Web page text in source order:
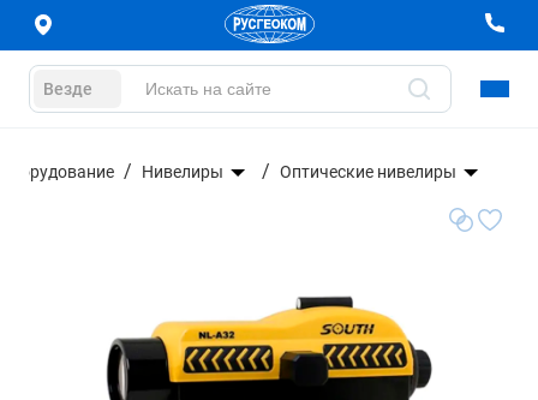
Везде
Нивелиры Оптические нивелиры